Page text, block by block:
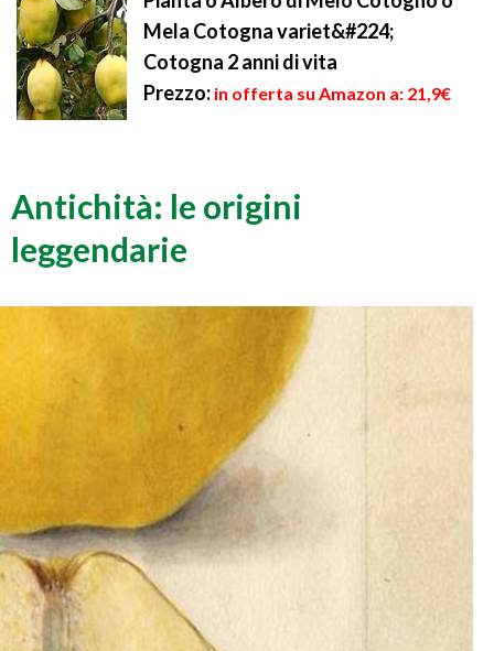
Mela Cotogna variet&#224;
Cotogna 2 anni di vita
Prezzo: in offerta su Amazon a: 21,9€
Antichità: le origini
leggendarie